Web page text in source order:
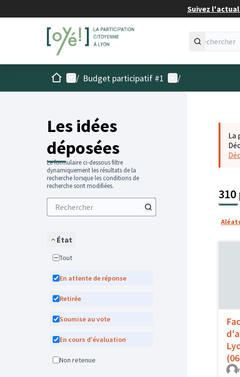
Suivez
AccueilMenu principal
/ Budget participatif #1 Menu utilisateur
/
Les idées
déposées
Le formulaire ci-dessous filtre
dynamiquement les résultats de la
recherche lorsque les conditions de
recherche sont modifiées.
État
Tout
En attente de réponse
Retirée
Soumise au vote
En cours d'évaluation
Non retenue
La